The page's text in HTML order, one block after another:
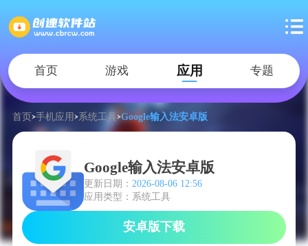
首页 游戏 应用 专题
首页 手机应用 系统工具 Google输入法安卓版
Google输入法安卓版
更新日期： 2026-08-06 12:56
应用类型：系统工具
安卓版下载